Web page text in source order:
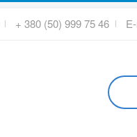
+ 380 (50) 999 75 46